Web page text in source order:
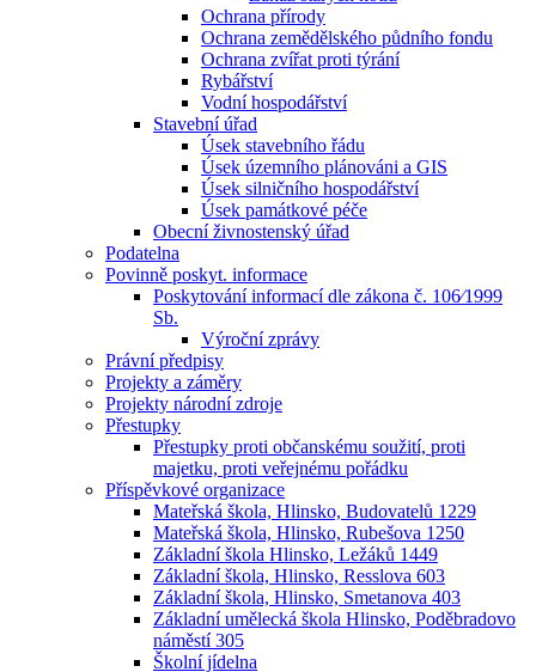
Ochrana přírody
Ochrana zemědělského půdního fondu
Ochrana zvířat proti týrání
Rybářství
Vodní hospodářství
Stavební úřad
Úsek stavebního řádu
Úsek územního plánováni a GIS
Úsek silničního hospodářství
Úsek památkové péče
Obecní živnostenský úřad
Podatelna
Povinně poskyt. informace
Poskytování informací dle zákona č. 106⁄1999
Sb.
Výroční zprávy
Právní předpisy
Projekty a záměry
Projekty národní zdroje
Přestupky
Přestupky proti občanskému soužití, proti
majetku, proti veřejnému pořádku
Příspěvkové organizace
Mateřská škola, Hlinsko, Budovatelů 1229
Mateřská škola, Hlinsko, Rubešova 1250
Základní škola Hlinsko, Ležáků 1449
Základní škola, Hlinsko, Resslova 603
Základní škola, Hlinsko, Smetanova 403
Základní umělecká škola Hlinsko, Poděbradovo
náměstí 305
Školní jídelna